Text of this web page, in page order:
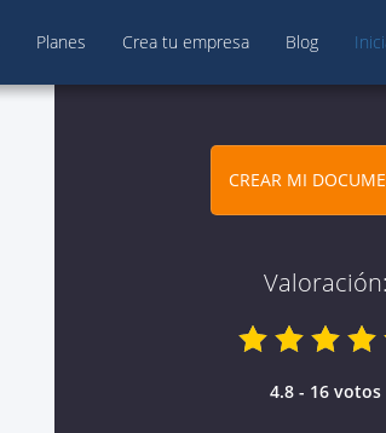
Planes Crea tu empresa Blog
CREAR MI
Valoración:
4.8 - 16 votos